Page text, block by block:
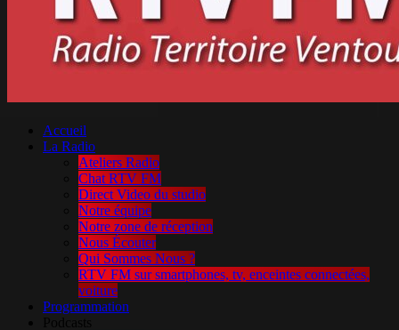
Accueil
La Radio
Ateliers Radio
Chat RTV FM
Direct Video du studio
Notre équipe
Notre zone de réception
Nous Écouter
Qui Sommes Nous ?
RTV FM sur smartphones, tv, enceintes connectées,
voiture
Programmation